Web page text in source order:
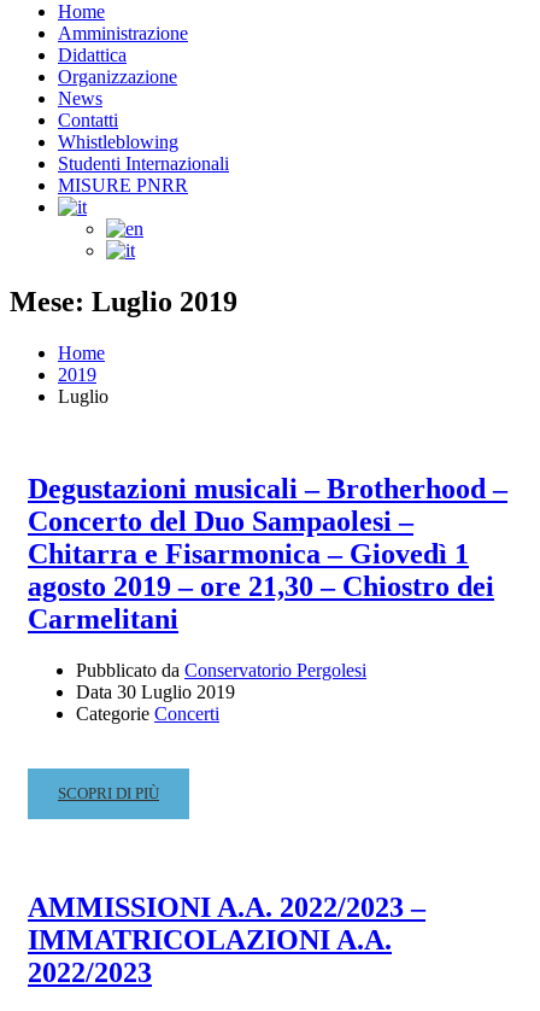
Home
Amministrazione
Didattica
Organizzazione
News
Contatti
Whistleblowing
Studenti Internazionali
MISURE PNRR
Mese: Luglio 2019
Home
2019
Luglio
Degustazioni musicali – Brotherhood –
Concerto del Duo Sampaolesi –
Chitarra e Fisarmonica – Giovedì 1
agosto 2019 – ore 21,30 – Chiostro dei
Carmelitani
Pubblicato da Conservatorio Pergolesi
Data 30 Luglio 2019
Categorie Concerti
READ
MORE
–
BROTHERHOOD
–
CONCERTO
SCOPRI DI PIÙ
AMMISSIONI A.A. 2022/2023 –
IMMATRICOLAZIONI A.A.
2022/2023